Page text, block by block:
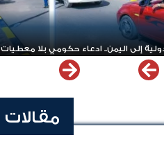
إلى اليمن.. ادعاء حكومي بلا معطيات
مقالات